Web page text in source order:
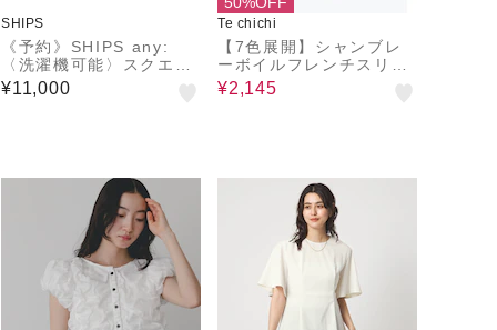
SHIPS
《予約》SHIPS any:
〈洗濯機可能〉スクエア
チェック シアー オーバ
ー シャツ
¥11,000
Te chichi
【7色展開】シャンブレ
ーボイルフレンチスリー
ブシャツ
¥2,145